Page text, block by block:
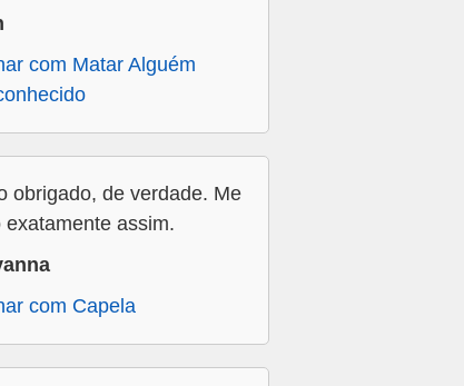
com Matar Alguém
obrigado, de verdade. Me
exatamente assim.
com Capela